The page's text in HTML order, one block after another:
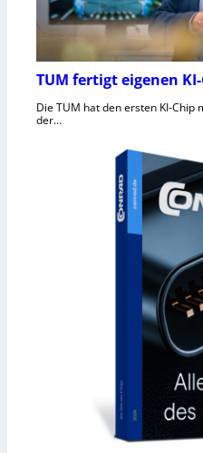
TUM fertigt eigenen
Die TUM hat den ersten KI-
der…